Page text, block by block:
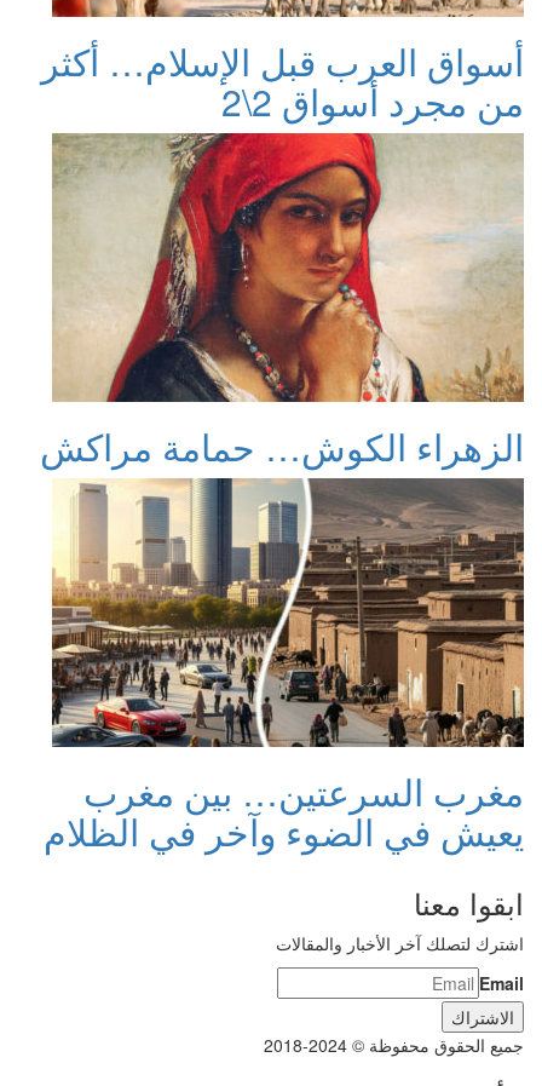
أسواق العرب قبل الإسلام… أكثر
من مجرد أسواق 2\2
الزهراء الكوش… حمامة مراكش
مغرب السرعتين… بين مغرب
يعيش في الضوء وآخر في الظلام
ابقوا معنا
اشترك لتصلك آخر الأخبار والمقالات
Email
جميع الحقوق محفوظة © 2024-2018